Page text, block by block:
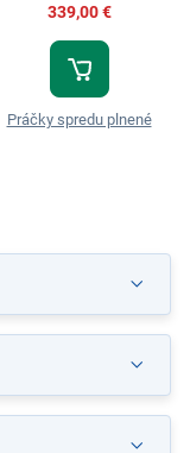
339,00 €
Práčky spredu plnené